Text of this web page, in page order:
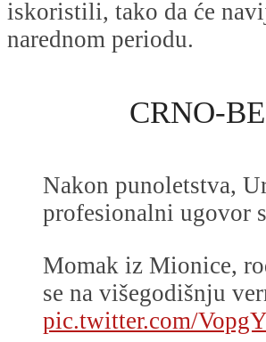
iskoristili, tako da će
narednom periodu.
CRNO-
Nakon punoletstva,
profesionalni ugovor
Momak iz Mionice,
se na višegodišnju
pic.twitter.com/